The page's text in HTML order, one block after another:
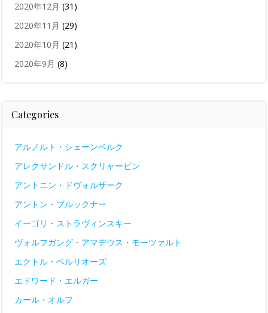
2020年12月 (31)
2020年11月 (29)
2020年10月 (21)
2020年9月 (8)
Categories
アルノルト・シェーンベルク
アレクサンドル・スクリャービン
アントニン・ドヴォルザーク
アントン・ブルックナー
イーゴリ・ストラヴィンスキー
ヴォルフガング・アマデウス・モーツァルト
エクトル・ベルリオーズ
エドワード・エルガー
カール・オルフ